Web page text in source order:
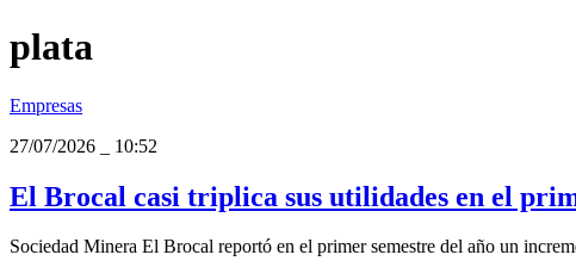
plata
Empresas
27/07/2026
10:52
El Brocal casi triplica sus utilidades en el
Sociedad Minera El Brocal reportó en el primer semestre del año un